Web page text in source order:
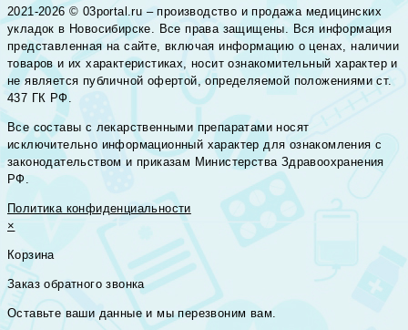
2021-2026 © 03portal.ru – производство и продажа медицинских
укладок в Новосибирске. Все права защищены. Вся информация
представленная на сайте, включая информацию о ценах, наличии
товаров и их характеристиках, носит ознакомительный характер и
не является публичной офертой, определяемой положениями ст.
437 ГК РФ.
Все составы с лекарственными препаратами носят
исключительно информационный характер для ознакомления с
законодательством и приказам Министерства Здравоохранения
РФ.
Политика конфиденциальности
×
Корзина
Заказ обратного звонка
Оставьте ваши данные и мы перезвоним вам.